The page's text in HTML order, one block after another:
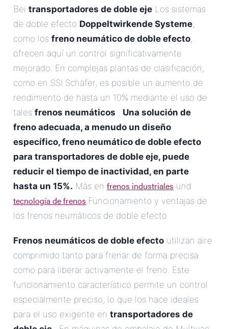
Bei transportadores de doble eje Los sistemas
de doble efecto Doppeltwirkende Systeme,
como los freno neumático de doble efecto,
ofrecen aquí un control significativamente
mejorado. En complejas plantas de clasificación,
como en SSI Schäfer, es posible un aumento de
rendimiento de hasta un 10% mediante el uso de
tales frenos neumáticos . Una solución de
freno adecuada, a menudo un diseño
específico, freno neumático de doble efecto
para transportadores de doble eje, puede
reducir el tiempo de inactividad, en parte
hasta un 15%. Más en frenos industriales und
tecnología de frenos.Funcionamiento y ventajas de
los frenos neumáticos de doble efecto
Frenos neumáticos de doble efecto utilizan aire
comprimido tanto para frenar de forma precisa
como para liberar activamente el freno. Este
funcionamiento característico permite un control
especialmente preciso, lo que los hace ideales
para el uso exigente en transportadores de